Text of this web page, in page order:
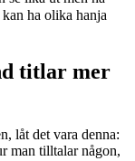
ha olika hanja
titlar mer
låt det vara denna:
man tilltalar någon,